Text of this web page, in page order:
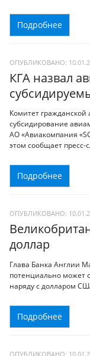
Подробнее
ОПУБЛИКОВАНО:
КГА назвал
Комитет гражданской
субсидирование
АО «Авиакомпания
этом сообщает пресс-
Подробнее
ОПУБЛИКОВАНО:
доллар
Глава Банка Англии
потенциально может
наряду с долларом
Подробнее
ОПУБЛИКОВАНО: